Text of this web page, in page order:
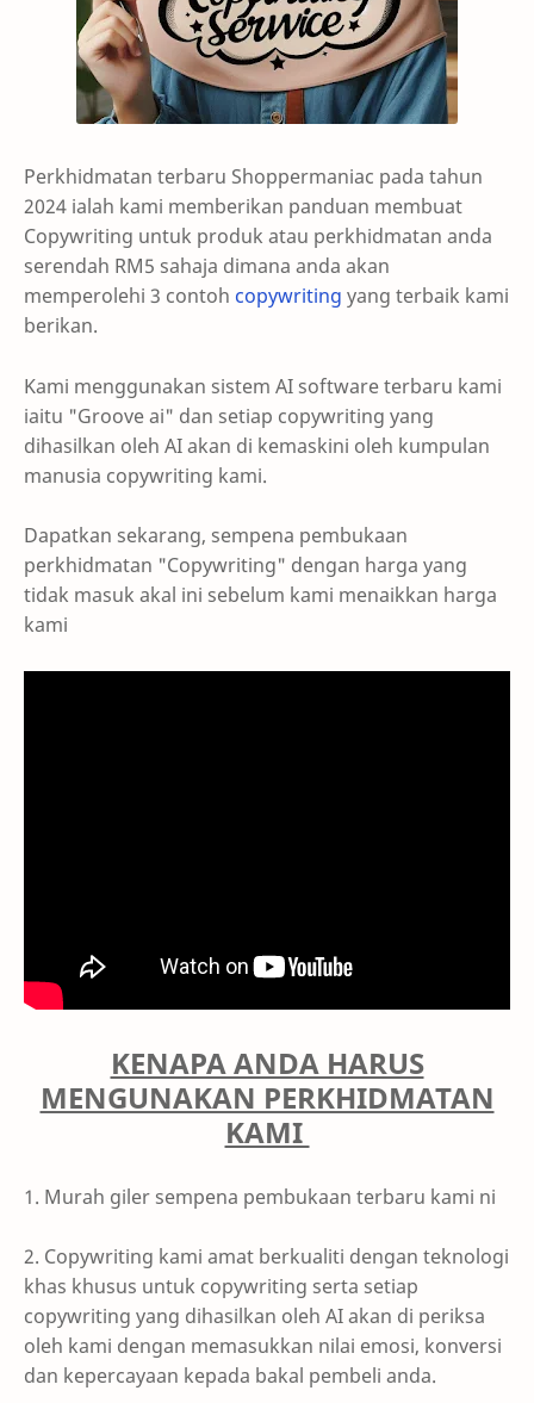
Perkhidmatan terbaru Shoppermaniac pada tahun
2024 ialah kami memberikan panduan membuat
Copywriting untuk produk atau perkhidmatan anda
serendah RM5 sahaja dimana anda akan
memperolehi 3 contoh copywriting yang terbaik kami
berikan.
Kami menggunakan sistem AI software terbaru kami
iaitu "Groove ai" dan setiap copywriting yang
dihasilkan oleh AI akan di kemaskini oleh kumpulan
manusia copywriting kami.
Dapatkan sekarang, sempena pembukaan
perkhidmatan "Copywriting" dengan harga yang
tidak masuk akal ini sebelum kami menaikkan harga
kami
KENAPA ANDA HARUS
MENGUNAKAN PERKHIDMATAN
KAMI
1. Murah giler sempena pembukaan terbaru kami ni
2. Copywriting kami amat berkualiti dengan teknologi
khas khusus untuk copywriting serta setiap
copywriting yang dihasilkan oleh AI akan di periksa
oleh kami dengan memasukkan nilai emosi, konversi
dan kepercayaan kepada bakal pembeli anda.